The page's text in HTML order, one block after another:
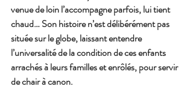
venue de loin l’accompagne parfois, lui tient
chaud… Son histoire n’est délibérément pas
située sur le globe, laissant entendre
l’universalité de la condition de ces enfants
arrachés à leurs familles et enrôlés, pour servir
de chair à canon.